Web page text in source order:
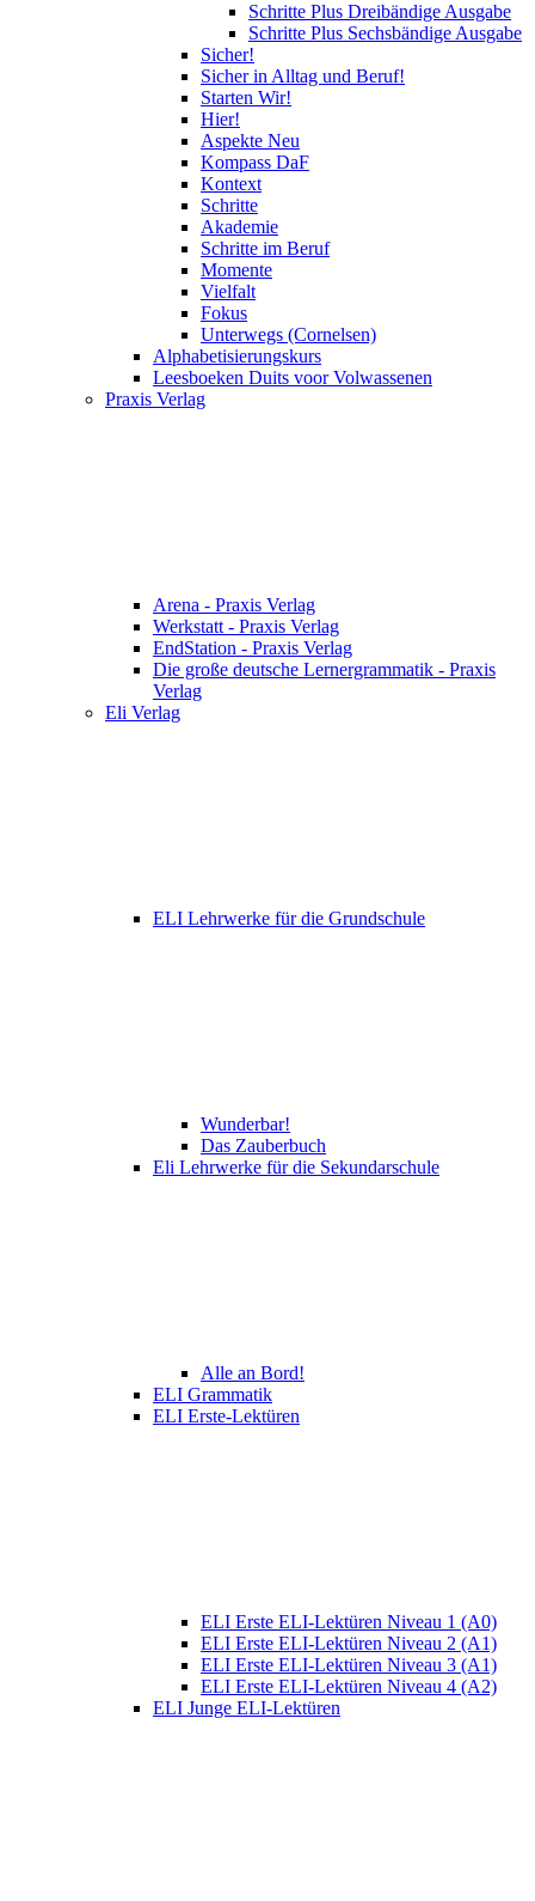
Schritte Plus Dreibändige Ausgabe
Schritte Plus Sechsbändige Ausgabe
Sicher!
Sicher in Alltag und Beruf!
Starten Wir!
Hier!
Aspekte Neu
Kompass DaF
Kontext
Schritte
Akademie
Schritte im Beruf
Momente
Vielfalt
Fokus
Unterwegs (Cornelsen)
Alphabetisierungskurs
Leesboeken Duits voor Volwassenen
Praxis Verlag
Arena - Praxis Verlag
Werkstatt - Praxis Verlag
EndStation - Praxis Verlag
Die große deutsche Lernergrammatik - Praxis
Verlag
Eli Verlag
ELI Lehrwerke für die Grundschule
Wunderbar!
Das Zauberbuch
Eli Lehrwerke für die Sekundarschule
Alle an Bord!
ELI Grammatik
ELI Erste-Lektüren
ELI Erste ELI-Lektüren Niveau 1 (A0)
ELI Erste ELI-Lektüren Niveau 2 (A1)
ELI Erste ELI-Lektüren Niveau 3 (A1)
ELI Erste ELI-Lektüren Niveau 4 (A2)
ELI Junge ELI-Lektüren